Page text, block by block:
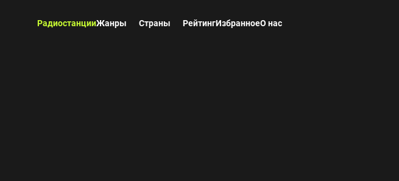
РадиостанцииЖанры Страны РейтингИзбранноеО нас